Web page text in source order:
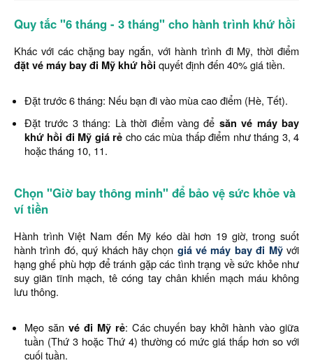
Quy tắc "6 tháng - 3 tháng" cho hành trình khứ hồi
Khác với các chặng bay ngắn, với hành trình đi Mỹ, thời điểm
đặt vé máy bay đi Mỹ khứ hồi quyết định đến 40% giá tiền.
Đặt trước 6 tháng: Nếu bạn đi vào mùa cao điểm (Hè, Tết).
Đặt trước 3 tháng: Là thời điểm vàng để săn vé máy bay
khứ hồi đi Mỹ giá rẻ cho các mùa thấp điểm như tháng 3, 4
hoặc tháng 10, 11.
Chọn "Giờ bay thông minh" để bảo vệ sức khỏe và
ví tiền
Hành trình Việt Nam đến Mỹ kéo dài hơn 19 giờ, trong suốt
hành trình đó, quý khách hãy chọn giá vé máy bay đi Mỹvới
hạng ghế phù hợp để tránh gặp các tình trạng về sức khỏe như
suy giãn tĩnh mạch, tê cóng tay chân khiến mạch máu không
lưu thông.
Mẹo sănvé đi Mỹ rẻ: Các chuyến bay khởi hành vào giữa
tuần (Thứ 3 hoặc Thứ 4) thường có mức giá thấp hơn so với
cuối tuần.